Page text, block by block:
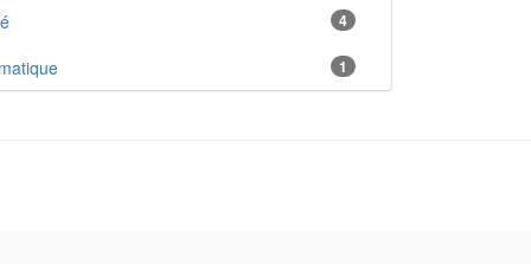
4
1